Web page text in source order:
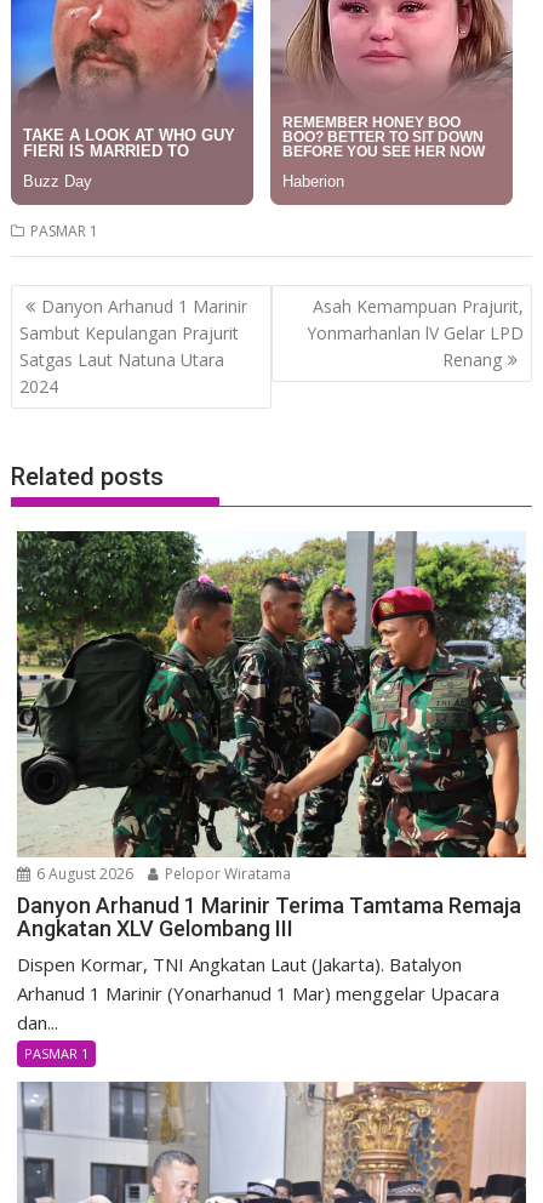
PASMAR 1
Post
navigation
Danyon Arhanud 1 Marinir
Sambut Kepulangan Prajurit
Satgas Laut Natuna Utara
2024
Asah Kemampuan Prajurit,
Yonmarhanlan lV Gelar LPD
Renang
Related posts
6 August 2026 Pelopor Wiratama
Danyon Arhanud 1 Marinir Terima Tamtama Remaja
Angkatan XLV Gelombang III
Dispen Kormar, TNI Angkatan Laut (Jakarta). Batalyon
Arhanud 1 Marinir (Yonarhanud 1 Mar) menggelar Upacara
dan...
PASMAR 1